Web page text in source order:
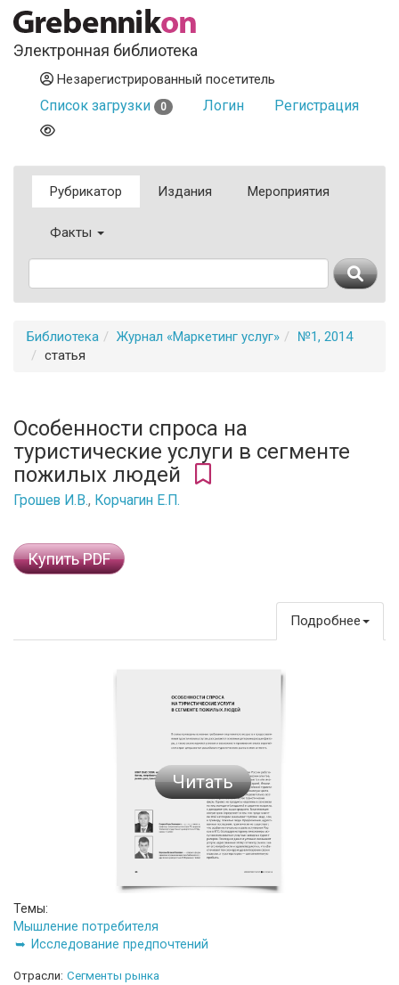
Электронная библиотека
Незарегистрированный посетитель
Список загрузки 0 Логин Регистрация
Рубрикатор Издания Мероприятия
Факты
Библиотека Журнал «Маркетинг услуг»
№1, 2014
статья
Особенности спроса на
туристические услуги в сегменте
пожилых людей
Грошев И.В., Корчагин Е.П.
Купить PDF
Подробнее
Читать
Темы:
Мышление потребителя
Исследование предпочтений
Отрасли: Сегменты рынка